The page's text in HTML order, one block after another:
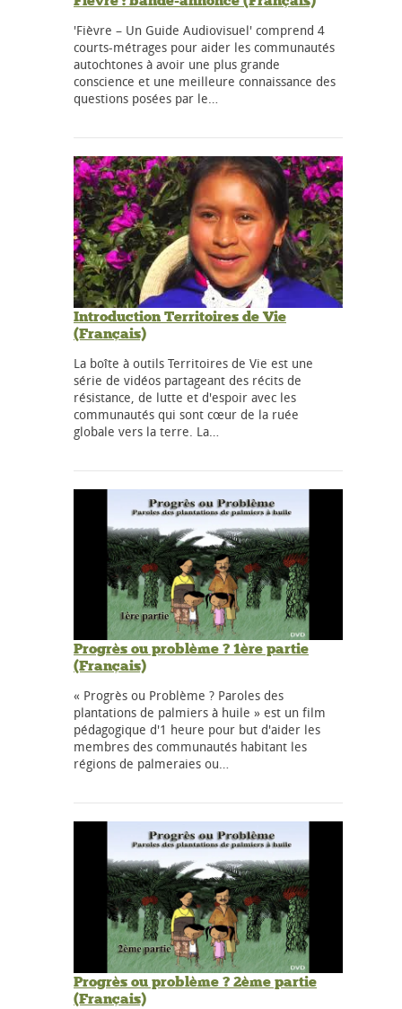
'Fièvre – Un Guide Audiovisuel' comprend 4
courts-métrages pour aider les communautés
autochtones à avoir une plus grande
conscience et une meilleure connaissance des
questions posées par le…
Introduction Territoires de Vie
(Français)
La boîte à outils Territoires de Vie est une
série de vidéos partageant des récits de
résistance, de lutte et d'espoir avec les
communautés qui sont cœur de la ruée
globale vers la terre. La…
Progrès ou problème ? 1ère partie
(Français)
« Progrès ou Problème ? Paroles des
plantations de palmiers à huile » est un film
pédagogique d'1 heure pour but d'aider les
membres des communautés habitant les
régions de palmeraies ou…
Progrès ou problème ? 2ème partie
(Français)